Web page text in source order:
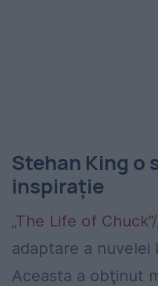
Stehan King o
inspirație
„The Life of Chuck”
adaptare a nuvelei
Aceasta a obţinut